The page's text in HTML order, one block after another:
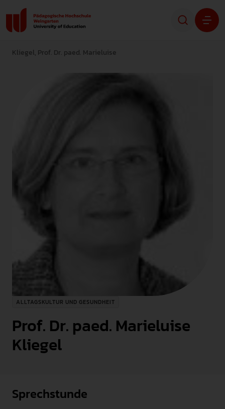
GEBÄRDENSPRACHE
Kliegel, Prof. Dr. paed. Marieluise
ALLTAGSKULTUR UND GESUNDHEIT
Prof. Dr. paed. Marieluise
Kliegel
Sprechstunde